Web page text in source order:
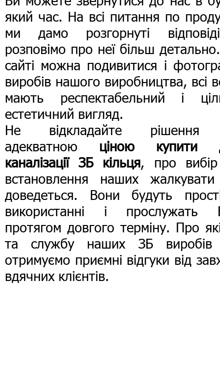
який час. На всі питання по
ми дамо розгорнуті
розповімо про неї більш
сайті можна подивитися і
виробів нашого виробництва, всі
мають респектабельний і
естетичний вигляд.
Не відкладайте рішення
адекватною ціною купити
каналізації ЗБ кільця, про
встановлення наших
доведеться. Вони будуть
використанні і прослужать
протягом довгого терміну. Про
та службу наших ЗБ
отримуємо приємні відгуки від
вдячних клієнтів.